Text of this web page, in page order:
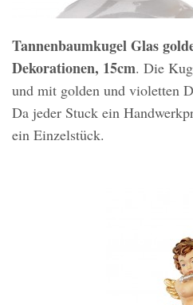
Tannenbaumkugel Glas
Dekorationen, 15cm. Die
und mit golden und violetten
Da jeder Stuck ein
ein Einzelstück.